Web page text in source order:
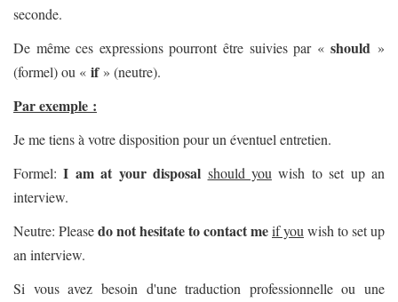
seconde.
De même ces expressions pourront être suivies par «should »
(formel) ou « if» (neutre).
Par exemple :
Je me tiens à votre disposition pour un éventuel entretien.
Formel:I am at your disposal should you wish to set up an
interview.
Neutre: Pleasedo not hesitate to contact meif you wish to set up
an interview.
Si vous avez besoin d'une traduction professionnelle ou une